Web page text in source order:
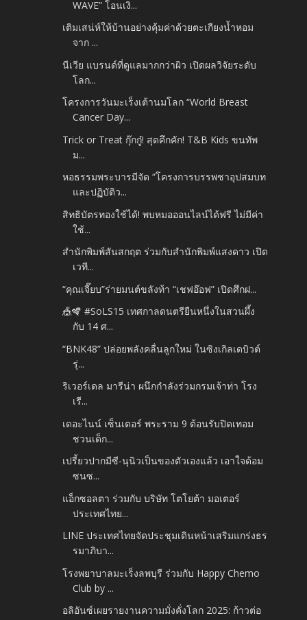
WAVE” โอนเงิ...
เติมเสน่ห์ให้บ้านอย่างคุ้มค่าด้วยตะเกียงน้ำหอม
จาก ...
นีเวีย แบรนด์ที่ดูแลมากกว่าผิว เปิดผลวิจัยระดับ
โลก...
โครงการวันมะเร็งเต้านมโลก “World Breast
Cancer Day...
Trick or Treat กุ๊กกู๋! สุดคึกคัก! T&B Kids ขนทัพ
ม...
หอธรรมพระบารมีจัด “โครงการบรรพชาอุปสมบท
และปฏิบัติว...
สิทธิบัตรทองใช้ได้! พบหมอออนไลน์ได้ฟรี ไม่มีค่า
ใช้...
สำนักพิมพ์สันสกฤต ร่วมกับสำนักพิมพ์แสงดาว เปิด
เวที...
“คุณเจี๊ยบ”ร่ายมนต์ขลังท้า “เชฟอ๊อฟ” เปิดศึกฝ...
🎪🪇 #SoLS15 เทศกาลดนตรียืนหนึ่งในสวนผึ้ง
กับ 14 ศ...
“BNK48” ปล่อยพลังคลื่นลูกใหม่ ในซิงเกิลเดบิวต์
รุ่...
ริเวอร์เดล มารีน่า ผนึกกำลังร่วมกรมเจ้าท่า โรง
เรี...
เดอะไนน์ เซ็นเตอร์ พระราม 9 ต้อนรับปิดเทอม
ชวนเด็ก...
เปรี้ยวปากมีซี-นุนิวเป็นของตัวเองแล้ว เอาใจด้อม
ซนซ...
แอ็กซอลตา ร่วมกับ บริษัท โตโยต้า มอเตอร์
ประเทศไทย...
LINE ประเทศไทยจัดประชุมเดินหน้าเสริมแกร่งธร
รมาภิบา...
โรงพยาบาลมะเร็งลพบุรี ร่วมกับ Happy Chemo
Club by ...
อลิอันซ์เผยรายงานความมั่งคั่งโลก 2025: ก้าวต่อ